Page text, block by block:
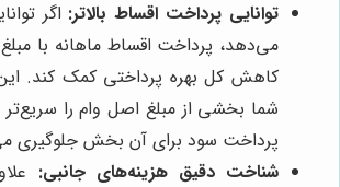
توانایی پرداخت اقساط بالاتر: اگر
می‌دهد، پرداخت اقساط ماهانه با مبلغ
کاهش کل بهره پرداختی کمک کند.
شما بخشی از مبلغ اصل وام را سریع‌تر
پرداخت سود برای آن بخش جلوگیری
شناخت دقیق هزینه‌های جانبی: